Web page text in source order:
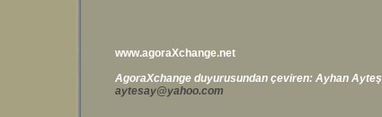
www.agoraXchange.net
AgoraXchange duyurusundan çeviren: Ayhan Ayteş
aytesay@yahoo.com